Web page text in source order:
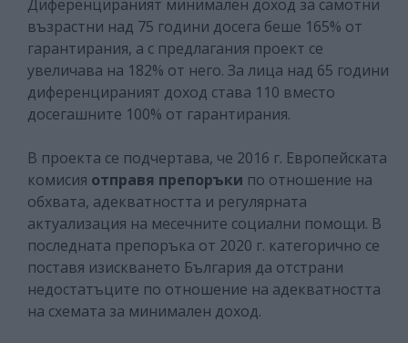
Диференцираният минимален доход за самотни
възрастни над 75 години досега беше 165% от
гарантирания, а с предлагания проект се
увеличава на 182% от него. За лица над 65 години
диференцираният доход става 110 вместо
досегашните 100% от гарантирания.
В проекта се подчертава, че 2016 г. Европейската
комисия отправя препоръки по отношение на
обхвата, адекватността и регулярната
актуализация на месечните социални помощи. В
последната препоръка от 2020 г. категорично се
поставя изискването България да отстрани
недостатъците по отношение на адекватността
на схемата за минимален доход.